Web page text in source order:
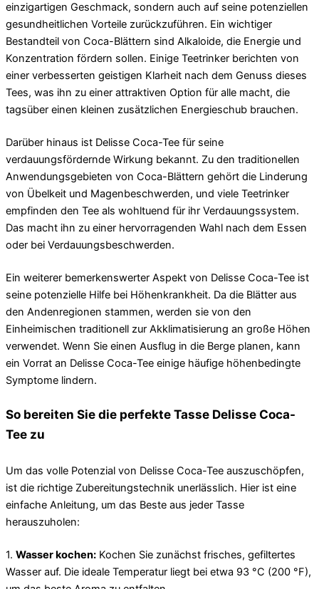
einzigartigen Geschmack, sondern auch auf seine potenziellen
gesundheitlichen Vorteile zurückzuführen. Ein wichtiger
Bestandteil von Coca-Blättern sind Alkaloide, die Energie und
Konzentration fördern sollen. Einige Teetrinker berichten von
einer verbesserten geistigen Klarheit nach dem Genuss dieses
Tees, was ihn zu einer attraktiven Option für alle macht, die
tagsüber einen kleinen zusätzlichen Energieschub brauchen.
Darüber hinaus ist Delisse Coca-Tee für seine
verdauungsfördernde Wirkung bekannt. Zu den traditionellen
Anwendungsgebieten von Coca-Blättern gehört die Linderung
von Übelkeit und Magenbeschwerden, und viele Teetrinker
empfinden den Tee als wohltuend für ihr Verdauungssystem.
Das macht ihn zu einer hervorragenden Wahl nach dem Essen
oder bei Verdauungsbeschwerden.
Ein weiterer bemerkenswerter Aspekt von Delisse Coca-Tee ist
seine potenzielle Hilfe bei Höhenkrankheit. Da die Blätter aus
den Andenregionen stammen, werden sie von den
Einheimischen traditionell zur Akklimatisierung an große Höhen
verwendet. Wenn Sie einen Ausflug in die Berge planen, kann
ein Vorrat an Delisse Coca-Tee einige häufige höhenbedingte
Symptome lindern.
So bereiten Sie die perfekte Tasse Delisse Coca-
Tee zu
Um das volle Potenzial von Delisse Coca-Tee auszuschöpfen,
ist die richtige Zubereitungstechnik unerlässlich. Hier ist eine
einfache Anleitung, um das Beste aus jeder Tasse
herauszuholen:
1. Wasser kochen: Kochen Sie zunächst frisches, gefiltertes
Wasser auf. Die ideale Temperatur liegt bei etwa 93 °C (200 °F),